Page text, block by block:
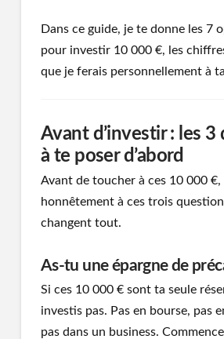
Dans ce guide, je te donne les 7
pour investir 10 000 €, les
que je ferais personnellement à
Avant d’investir : les 3
à te poser d’abord
Avant de toucher à ces 10 000 €,
honnêtement à ces trois
changent tout.
As-tu une épargne de
Si ces 10 000 € sont ta seule
investis pas. Pas en bourse, pas
pas dans un business.